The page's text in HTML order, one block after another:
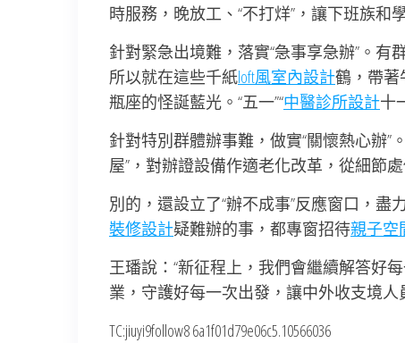
時服務，晚放工、“不打烊”，讓下班族和
針對緊急出境難，落實“急事享急辦”。有
所以就在這些千紙loft風室內設計鶴，帶著
瓶座的怪誕藍光。“五一”“中醫診所設計十
針對特別群體辦事難，做實“關懷熱心辦
屋”，對辦證設備作適老化改革，從細節
別的，還設立了“辦不成事”反應窗口，盡
裝修設計疑難辦的事，都專窗招待親子空
王璠說：“新征程上，我們會繼續解答好
業，守護好每一次出發，讓中外收支境
TC:jiuyi9follow8 6a1f01d79e06c5.10566036